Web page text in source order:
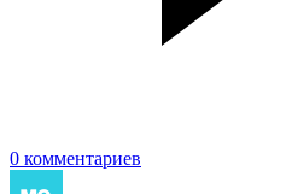
0 комментариев